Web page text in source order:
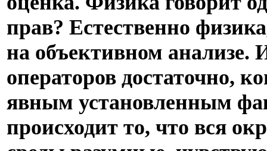
прав? Естественно
на объективном анализе.
операторов достаточно,
явным установленным
происходит то, что вся